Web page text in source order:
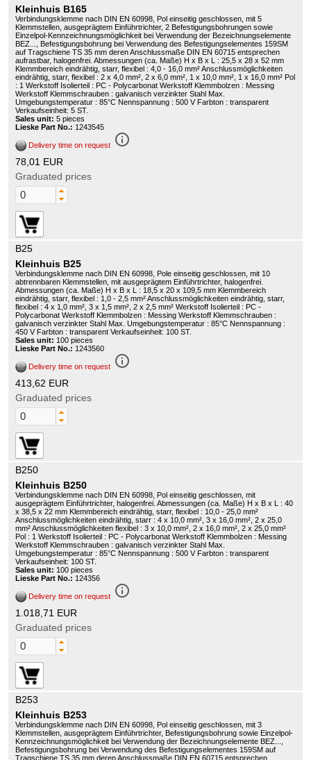
Kleinhuis B165
Verbindungsklemme nach DIN EN 60998, Pol einseitig geschlossen, mit 5
Klemmstellen, ausgeprägtem Einführtrichter, 2 Befestigungsbohrungen sowie
Einzelpol-Kennzeichnungsmöglichkeit bei Verwendung der Bezeichnungselemente
BEZ..., Befestigungsbohrung bei Verwendung des Befestigungselementes 159SM
auf Tragschiene TS 35 mm deren Anschlussmaße DIN EN 60715 entsprechen
aufrastbar, halogenfrei. Abmessungen (ca. Maße) H x B x L : 25,5 x 28 x 52 mm
Klemmbereich eindrähtig, starr, flexibel : 4,0 - 16,0 mm² Anschlussmöglichkeiten
eindrähtig, starr, flexibel : 2 x 4,0 mm², 2 x 6,0 mm², 1 x 10,0 mm², 1 x 16,0 mm² Pol
: 1 Werkstoff Isolierteil : PC - Polycarbonat Werkstoff Klemmbolzen : Messing
Werkstoff Klemmschrauben : galvanisch verzinkter Stahl Max.
Umgebungstemperatur : 85°C Nennspannung : 500 V Farbton : transparent
Verkaufseinheit: 5 ST.
Sales unit: 5 pieces
Lieske Part No.: 1243545
Delivery time on request info_outline
78,01 EUR
Graduated prices
B25
Kleinhuis B25
Verbindungsklemme nach DIN EN 60998, Pole einseitig geschlossen, mit 10
abtrennbaren Klemmstellen, mit ausgeprägtem Einführtrichter, halogenfrei.
Abmessungen (ca. Maße) H x B x L : 18,5 x 20 x 109,5 mm Klemmbereich
eindrähtig, starr, flexibel : 1,0 - 2,5 mm² Anschlussmöglichkeiten eindrähtig, starr,
flexibel : 4 x 1,0 mm², 3 x 1,5 mm², 2 x 2,5 mm² Werkstoff Isolierteil : PC -
Polycarbonat Werkstoff Klemmbolzen : Messing Werkstoff Klemmschrauben :
galvanisch verzinkter Stahl Max. Umgebungstemperatur : 85°C Nennspannung :
450 V Farbton : transparent Verkaufseinheit: 100 ST.
Sales unit: 100 pieces
Lieske Part No.: 1243560
Delivery time on request info_outline
413,62 EUR
Graduated prices
B250
Kleinhuis B250
Verbindungsklemme nach DIN EN 60998, Pol einseitig geschlossen, mit
ausgeprägtem Einführtrichter, halogenfrei. Abmessungen (ca. Maße) H x B x L : 40
x 38,5 x 22 mm Klemmbereich eindrähtig, starr, flexibel : 10,0 - 25,0 mm²
Anschlussmöglichkeiten eindrähtig, starr : 4 x 10,0 mm², 3 x 16,0 mm², 2 x 25,0
mm² Anschlussmöglichkeiten flexibel : 3 x 10,0 mm², 2 x 16,0 mm², 2 x 25,0 mm²
Pol : 1 Werkstoff Isolierteil : PC - Polycarbonat Werkstoff Klemmbolzen : Messing
Werkstoff Klemmschrauben : galvanisch verzinkter Stahl Max.
Umgebungstemperatur : 85°C Nennspannung : 500 V Farbton : transparent
Verkaufseinheit: 100 ST.
Sales unit: 100 pieces
Lieske Part No.: 124356
Delivery time on request info_outline
1.018,71 EUR
Graduated prices
B253
Kleinhuis B253
Verbindungsklemme nach DIN EN 60998, Pol einseitig geschlossen, mit 3
Klemmstellen, ausgeprägtem Einführtrichter, Befestigungsbohrung sowie Einzelpol-
Kennzeichnungsmöglichkeit bei Verwendung der Bezeichnungselemente BEZ...,
Befestigungsbohrung bei Verwendung des Befestigungselementes 159SM auf
Tragschiene TS 35 mm deren Anschlussmaße DIN EN 60715 entsprechen